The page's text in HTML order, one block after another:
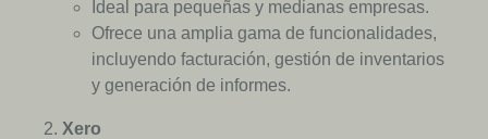
Ideal para pequeñas y medianas empresas.
Ofrece una amplia gama de funcionalidades,
incluyendo facturación, gestión de inventarios
y generación de informes.
Xero